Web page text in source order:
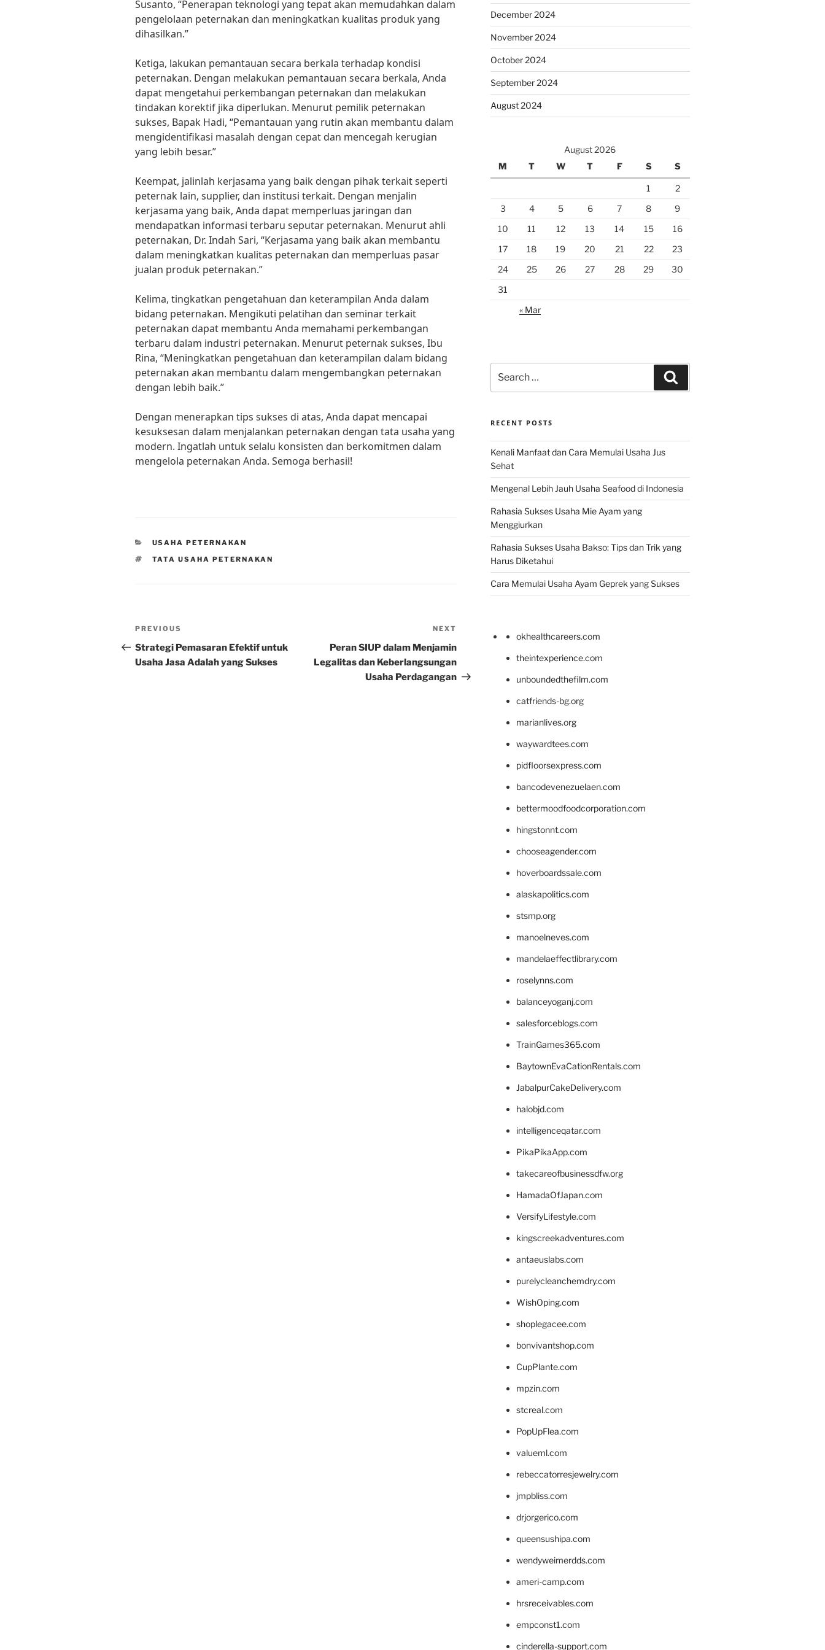
Susanto, “Penerapan teknologi yang tepat akan memudahkan dalam
pengelolaan peternakan dan meningkatkan kualitas produk yang
dihasilkan.”
Ketiga, lakukan pemantauan secara berkala terhadap kondisi
peternakan. Dengan melakukan pemantauan secara berkala, Anda
dapat mengetahui perkembangan peternakan dan melakukan
tindakan korektif jika diperlukan. Menurut pemilik peternakan
sukses, Bapak Hadi, “Pemantauan yang rutin akan membantu dalam
mengidentifikasi masalah dengan cepat dan mencegah kerugian
yang lebih besar.”
Keempat, jalinlah kerjasama yang baik dengan pihak terkait seperti
peternak lain, supplier, dan institusi terkait. Dengan menjalin
kerjasama yang baik, Anda dapat memperluas jaringan dan
mendapatkan informasi terbaru seputar peternakan. Menurut ahli
peternakan, Dr. Indah Sari, “Kerjasama yang baik akan membantu
dalam meningkatkan kualitas peternakan dan memperluas pasar
jualan produk peternakan.”
Kelima, tingkatkan pengetahuan dan keterampilan Anda dalam
bidang peternakan. Mengikuti pelatihan dan seminar terkait
peternakan dapat membantu Anda memahami perkembangan
terbaru dalam industri peternakan. Menurut peternak sukses, Ibu
Rina, “Meningkatkan pengetahuan dan keterampilan dalam bidang
peternakan akan membantu dalam mengembangkan peternakan
dengan lebih baik.”
Dengan menerapkan tips sukses di atas, Anda dapat mencapai
kesuksesan dalam menjalankan peternakan dengan tata usaha yang
modern. Ingatlah untuk selalu konsisten dan berkomitmen dalam
mengelola peternakan Anda. Semoga berhasil!
CATEGORIES
USAHA PETERNAKAN
TAGS
TATA USAHA PETERNAKAN
Post
navigation
Previous
Post
PREVIOUS
Strategi Pemasaran Efektif untuk
Usaha Jasa Adalah yang Sukses
Post
NEXT
Peran SIUP dalam Menjamin
Legalitas dan Keberlangsungan
Usaha Perdagangan
December 2024
November 2024
October 2024
September 2024
August 2024
August 2026
M
T W T F S S
1
2
3
4 5 6 7 8
9
10
11 12 13 14 15
16
17
18 19 20 21 22
23
24
25 26 27 28 29
30
31
« Mar
for:
RECENT POSTS
Kenali Manfaat dan Cara Memulai Usaha Jus
Sehat
Mengenal Lebih Jauh Usaha Seafood di Indonesia
Rahasia Sukses Usaha Mie Ayam yang
Menggiurkan
Rahasia Sukses Usaha Bakso: Tips dan Trik yang
Harus Diketahui
Cara Memulai Usaha Ayam Geprek yang Sukses
okhealthcareers.com
theintexperience.com
unboundedthefilm.com
catfriends-bg.org
marianlives.org
waywardtees.com
pidfloorsexpress.com
bancodevenezuelaen.com
bettermoodfoodcorporation.com
hingstonnt.com
chooseagender.com
hoverboardssale.com
alaskapolitics.com
stsmp.org
manoelneves.com
mandelaeffectlibrary.com
roselynns.com
balanceyoganj.com
salesforceblogs.com
TrainGames365.com
BaytownEvaCationRentals.com
JabalpurCakeDelivery.com
halobjd.com
intelligenceqatar.com
PikaPikaApp.com
takecareofbusinessdfw.org
HamadaOfJapan.com
VersifyLifestyle.com
kingscreekadventures.com
antaeuslabs.com
purelycleanchemdry.com
WishOping.com
shoplegacee.com
bonvivantshop.com
CupPlante.com
mpzin.com
stcreal.com
PopUpFlea.com
valueml.com
rebeccatorresjewelry.com
jmpbliss.com
drjorgerico.com
queensushipa.com
wendyweimerdds.com
ameri-camp.com
hrsreceivables.com
empconst1.com
cinderella-support.com